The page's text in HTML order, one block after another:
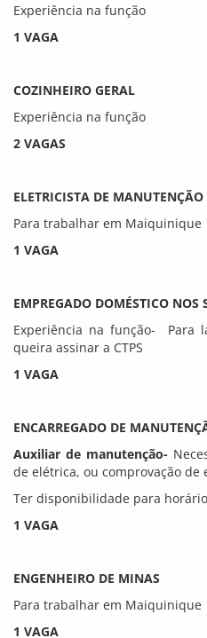
Experiência na função
1 VAGA
COZINHEIRO GERAL
Experiência na função
2 VAGAS
ELETRICISTA DE
Para trabalhar em Maiquinique
1 VAGA
EMPREGADO DOMÉSTICO NOS
Experiência na função- Para
queira assinar a CTPS
1 VAGA
ENCARREGADO DE
Auxiliar de manutenção-
de elétrica, ou comprovação de
Ter disponibilidade para
1 VAGA
ENGENHEIRO DE MINAS
Para trabalhar em Maiquinique
1 VAGA